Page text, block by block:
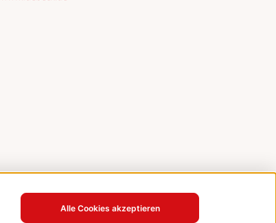
Alle Cookies akzeptieren